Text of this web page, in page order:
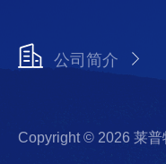
公司简介
Copyright © 2026 莱